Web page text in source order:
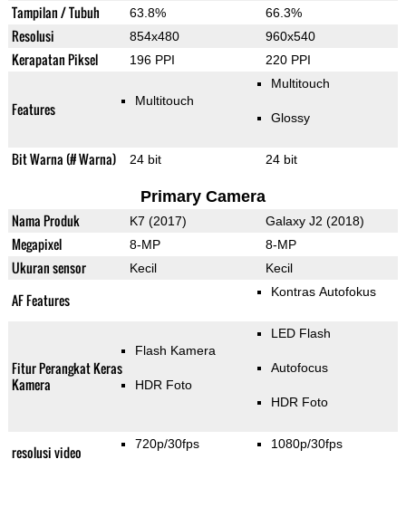
Tampilan / Tubuh 63.8% 66.3%
Resolusi 854x480 960x540
Kerapatan Piksel 196 PPI 220 PPI
Features Multitouch
Multitouch
Glossy
Bit Warna (# Warna) 24 bit 24 bit
Primary Camera
Nama Produk K7 (2017) Galaxy J2 (2018)
Megapixel 8-MP 8-MP
Ukuran sensor Kecil Kecil
AF Features Kontras Autofokus
Fitur Perangkat Keras
Kamera
Flash Kamera
HDR Foto
LED Flash
Autofocus
HDR Foto
resolusi video 720p/30fps 1080p/30fps